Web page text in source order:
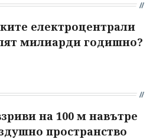
електроцентрали
милиарди годишно?
на 100 м навътре
пространство